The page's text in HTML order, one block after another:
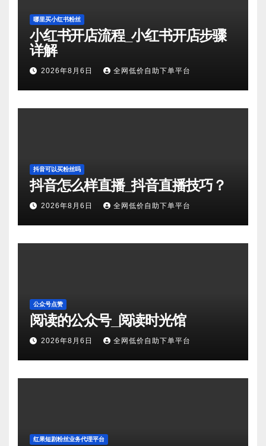
哪里买小红书粉丝
小红书开店流程_小红书开店步骤
详解
2026年8月6日 全网低价自助下单平台
抖音可以买粉丝吗
抖音怎么样直播_抖音直播技巧？
2026年8月6日 全网低价自助下单平台
公众号点赞
阅读的公众号_阅读时光馆
2026年8月6日 全网低价自助下单平台
红果短剧粉丝业务代理平台